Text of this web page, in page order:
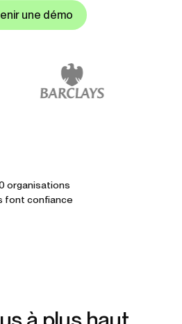
une démo
organisations
font confiance